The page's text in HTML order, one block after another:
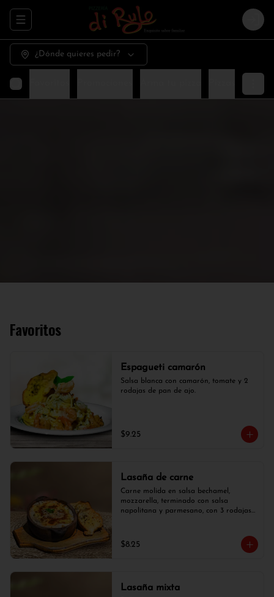
Abrir menu de navegación
¿Dónde quieres pedir?
Favoritos
Espagueti camarón
Salsa blanca con camarón, tomate y 2
rodajas de pan de ajo.
$9.25
Lasaña de carne
Carne molida en salsa bechamel,
mozzarella, terminado con salsa
napolitana y parmesano, con 3 rodajas
$8.25
Lasaña mixta